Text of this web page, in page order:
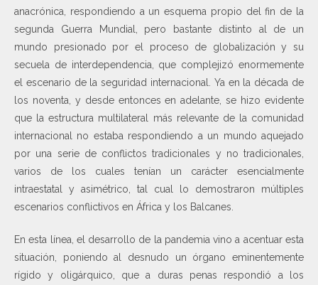
anacrónica, respondiendo a un esquema propio del fin de la
segunda Guerra Mundial, pero bastante distinto al de un
mundo presionado por el proceso de globalización y su
secuela de interdependencia, que complejizó enormemente
el escenario de la seguridad internacional. Ya en la década de
los noventa, y desde entonces en adelante, se hizo evidente
que la estructura multilateral más relevante de la comunidad
internacional no estaba respondiendo a un mundo aquejado
por una serie de conflictos tradicionales y no tradicionales,
varios de los cuales tenían un carácter esencialmente
intraestatal y asimétrico, tal cual lo demostraron múltiples
escenarios conflictivos en África y los Balcanes.
En esta línea, el desarrollo de la pandemia vino a acentuar esta
situación, poniendo al desnudo un órgano eminentemente
rígido y oligárquico, que a duras penas respondió a los